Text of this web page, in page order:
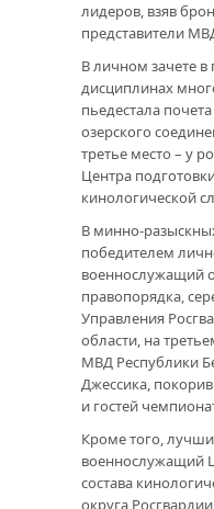
лидеров, взяв
представители
В личном зачете
дисциплинах
пьедестала
озерского
третье место – у
Центра
кинологической
В минно-
победителем
военнослужащий
правопорядка,
Управления
области, на
МВД Республики
Джессика,
и гостей
Кроме того,
военнослужащий
состава
округа